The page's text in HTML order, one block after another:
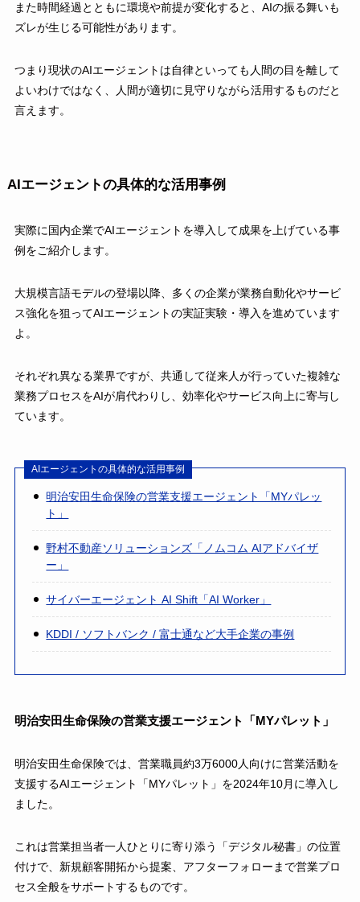
また時間経過とともに環境や前提が変化すると、AIの振る舞いも
ズレが生じる可能性があります。
つまり現状のAIエージェントは自律といっても人間の目を離して
よいわけではなく、人間が適切に見守りながら活用するものだと
言えます。
AIエージェントの具体的な活用事例
実際に国内企業でAIエージェントを導入して成果を上げている事
例をご紹介します。
大規模言語モデルの登場以降、多くの企業が業務自動化やサービ
ス強化を狙ってAIエージェントの実証実験・導入を進めています
よ。
それぞれ異なる業界ですが、共通して従来人が行っていた複雑な
業務プロセスをAIが肩代わりし、効率化やサービス向上に寄与し
ています。
AIエージェントの具体的な活用事例
明治安田生命保険の営業支援エージェント「MYパレッ
ト」
野村不動産ソリューションズ「ノムコム AIアドバイザ
ー」
サイバーエージェント AI Shift「AI Worker」
KDDI / ソフトバンク / 富士通など大手企業の事例
明治安田生命保険の営業支援エージェント「MYパレット」
明治安田生命保険では、営業職員約3万6000人向けに営業活動を
支援するAIエージェント「MYパレット」を2024年10月に導入し
ました。
これは営業担当者一人ひとりに寄り添う「デジタル秘書」の位置
付けで、新規顧客開拓から提案、アフターフォローまで営業プロ
セス全般をサポートするものです。